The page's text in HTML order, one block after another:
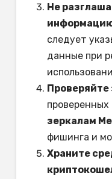
Не
следует
данные при
Проверяйте
проверенных
зеркалам
фишинга и
Храните